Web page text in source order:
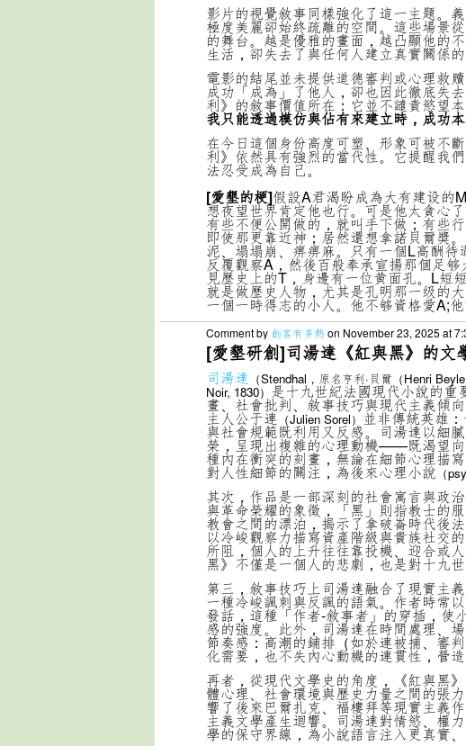
影片的視覺敘事同樣強化了這一主題。
極度美麗卻始終疏離的空間。這些場景
的舞台。越是優雅的畫面，越凸顯他的
生活，卻失去了與任何人建立真實關係
電影的結尾並未提供道德審判或心理救
成功「成為」了他人，卻也因此徹底失
利》的敘事價值所在：它並不譴責慾
我只能透過模仿與佔有來建立時，成功
在今日這個身份高度可塑、形象可被不
利》依然具有強烈的當代性。它提醒我
法忍受成為自己。
[愛墾的梗]假設A君渴盼成為大有建设的
想夜望世界肯定他也行。可是他太貪心
有些不便公開做的，就叫手下做；有些
即使那更靠近神；居然還想拿諾貝爾獎
泥、塌塌崩、痹痹麻。只有一個L高酬
反覆觀察A，然後百般奉承宣揚那個足
見歷史上的T，身邊有一位黄面孔。L短
就是做歷史人物，尤其是孔明那一级的
一個一時得志的小人。他不够資格愛A;
Comment by 創客有多熱 on November 23, 2025 at
[愛墾研創]司湯達《紅與黑》的文
司湯達 （Stendhal，原名亨利·貝爾（Henri Beyle
Noir, 1830） 是十九世紀法國現代小說的
畫、社會批判、敘事技巧與現代主義傾
主人公于連 （Julien Sorel） 並非傳統英雄
與社會規範既利用又反感。司湯達以細
榮，呈現出複雜的心理動機——既渴望
種內在衝突的刻畫，無論在細節心理描
對人性細節的關注，為後來心理小說 （
其次，作品是一部深刻的社會寓言與政
與革命榮耀的象徵，「黑」則指教士的
教會之間的漂泊，揭示了拿破崙時代後
以冷峻觀察力描寫資產階級與貴族社交
所阻，個人的上升往往靠投機、迎合或
黑》不僅是一個人的悲劇，也是對十九
第三，敘事技巧上司湯達融合了現實主
一種冷峻諷刺與反諷的語氣。作者時常
發話，這種「作者-敘事者」的穿插，使
感的強度。此外，司湯達在時間處理、
節奏感：高潮的鋪排（如於連被捕、審
化需要，也不失內心動機的連貫性，營
再者，從現代文學史的角度，《紅與黑
體心理、社會環境與歷史力量之間的張
響了後來巴爾扎克、福樓拜等現實主義
主義文學產生迴響。司湯達對情慾、權
學的保守界線，為小說語言注入更真實